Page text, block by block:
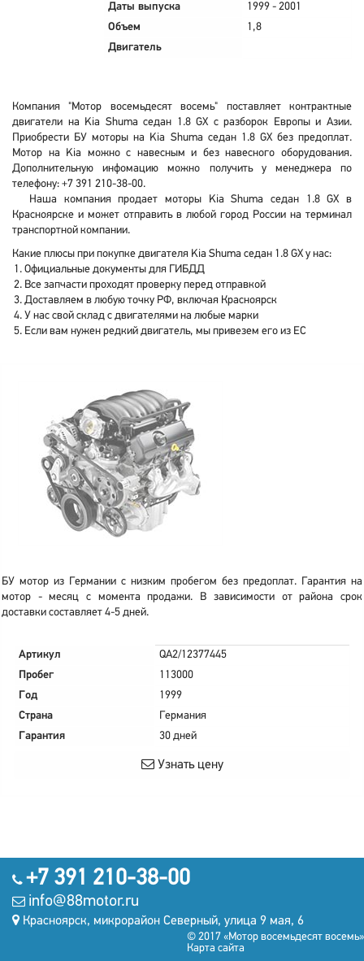
Даты выпуска
1999 - 2001
Объем
1,8
Двигатель
Компания "Мотор восемьдесят восемь" поставляет контрактные
двигатели на Kia Shuma седан 1.8 GX с разборок Европы и Азии.
Приобрести БУ моторы на Kia Shuma седан 1.8 GX без предоплат.
Мотор на Kia можно с навесным и без навесного оборудования.
Дополнительную инфомацию можно получить у менеджера по
телефону: +7 391 210-38-00.
Наша компания продает моторы Kia Shuma седан 1.8 GX в
Красноярске и может отправить в любой город России на терминал
транспортной компании.
Какие плюсы при покупке двигателя Kia Shuma седан 1.8 GX у нас:
Официальные документы для ГИБДД
Все запчасти проходят проверку перед отправкой
Доставляем в любую точку РФ, включая Красноярск
У нас свой склад с двигателями на любые марки
Если вам нужен редкий двигатель, мы привезем его из ЕС
БУ мотор из Германии с низким пробегом без предоплат. Гарантия на
мотор - месяц с момента продажи. В зависимости от района срок
доставки составляет 4-5 дней.
Артикул
QA2/12377445
Пробег
113000
Год
1999
Страна
Германия
Гарантия
30 дней
Узнать цену
+7 391 210-38-00
info@88motor.ru
Красноярск, микрорайон Северный, улица 9 мая, 6
© 2017 «Мотор восемьдесят восемь»
Карта сайта